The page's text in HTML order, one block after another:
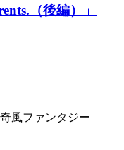
（後編）」
風ファンタジー